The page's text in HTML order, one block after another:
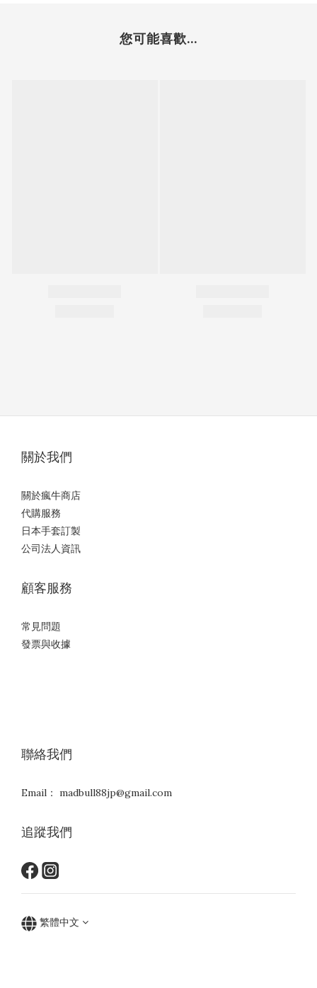
您可能喜歡...
關於我們
關於瘋牛商店
代購服務
日本手套訂製
公司法人資訊
顧客服務
常見問題
發票與收據
聯絡我們
Email： madbull88jp@gmail.com
追蹤我們
繁體中文